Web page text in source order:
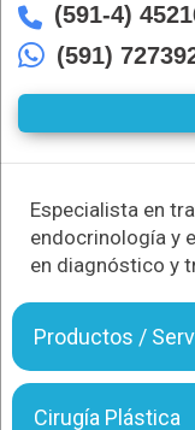
(591-4)
(591)
Especialista en
endocrinología y
en diagnóstico y
Productos /
El Dr. Norman
Cirugía Plástica